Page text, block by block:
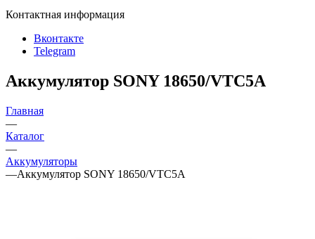
Контактная информация
Вконтакте
Telegram
Аккумулятор SONY 18650/VTC5A
Главная
—
Каталог
—
Аккумуляторы
—Аккумулятор SONY 18650/VTC5A